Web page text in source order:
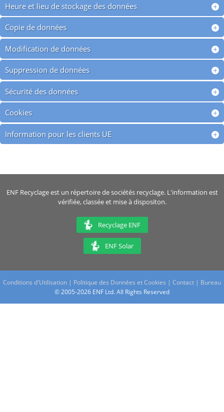
Heure et lieu de stockage des données
Copie de données
Modification de données
Suppression de données
Sécurité des données
Cookies
Information pour les clients UE
ENF Recyclage est un répertoire de sociétés recyclage. L'information est
vérifiée, classée et mise à dispositon.
Recyclage ENF
ENF Solar
Conditions d'Utilisation | Politique des Données et Cookies | Contact | Bureau
© 2005-2026 ENF Ltd. All Rights Reserved